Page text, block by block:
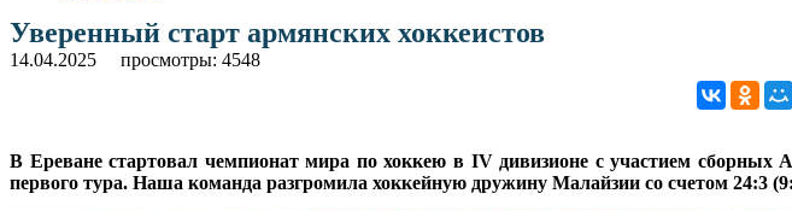
Уверенный старт армянских хоккеистов
14.04.2025 просмотры: 4548
В Ереване стартовал чемпионат мира по хоккею в IV дивизионе с участием
первого тура. Наша команда разгромила хоккейную дружину Малайзии со счетом 24:3